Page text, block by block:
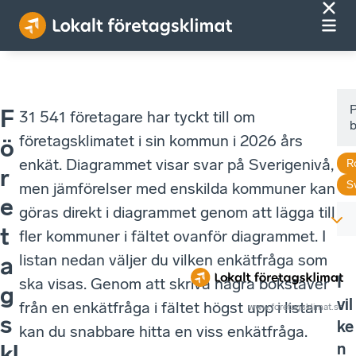
F
ö
r
e
t
a
g
s
31 541 företagare har tyckt till om
företagsklimatet i sin kommun i 2026 års
enkät. Diagrammet visar svar på Sverigenivå,
men jämförelser med enskilda kommuner kan
göras direkt i diagrammet genom att lägga till
fler kommuner i fältet ovanför diagrammet. I
listan nedan väljer du vilken enkätfråga som
ska visas. Genom att skriva några bokstäver
från en enkätfråga i fältet högst upp i listan
kan du snabbare hitta en viss enkätfråga.
www.foretagsklimat.se
I
vil
ke
n